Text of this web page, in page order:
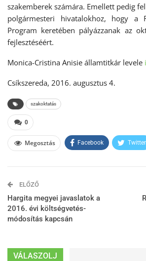
szakemberek számára. Emellett pedig
polgármesteri hivatalokhoz, hogy a
Program keretében pályázzanak az
fejlesztéséért.
Monica-Cristina Anisie államtitkár levele
Csíkszereda, 2016. augusztus 4.
szakoktatás
0
Megosztás Facebook Twitter
ELŐZŐ
Hargita megyei javaslatok a
2016. évi költségvetés-
módosítás kapcsán
VÁLASZOLJ